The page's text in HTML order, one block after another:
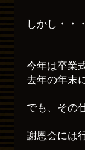
しかし・・
今年は卒業
去年の年末
でも、その
謝恩会には